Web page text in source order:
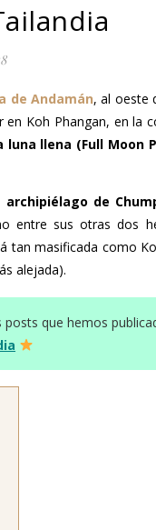
de Andamán, al oeste
Koh Phangan, en la
llena (Full Moon
archipiélago de
entre sus otras dos
tan masificada como
alejada).
posts que hemos